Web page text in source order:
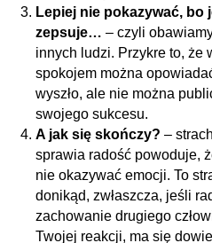
Lepiej nie pokazywać, bo
zepsuje… – czyli
innych ludzi. Przykre to, że
spokojem można
wyszło, ale nie można
swojego sukcesu.
A jak się skończy? –
sprawia radość powoduje,
nie okazywać emocji. To
donikąd, zwłaszcza, jeśli
zachowanie drugiego
Twojej reakcji, ma się